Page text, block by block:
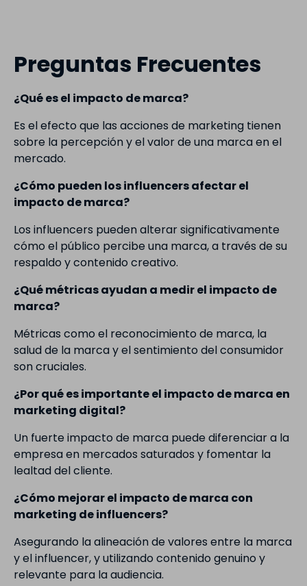
Preguntas Frecuentes
¿Qué es el impacto de marca?
Es el efecto que las acciones de marketing tienen
sobre la percepción y el valor de una marca en el
mercado.
¿Cómo pueden los influencers afectar el
impacto de marca?
Los influencers pueden alterar significativamente
cómo el público percibe una marca, a través de su
respaldo y contenido creativo.
¿Qué métricas ayudan a medir el impacto de
marca?
Métricas como el reconocimiento de marca, la
salud de la marca y el sentimiento del consumidor
son cruciales.
¿Por qué es importante el impacto de marca en
marketing digital?
Un fuerte impacto de marca puede diferenciar a la
empresa en mercados saturados y fomentar la
lealtad del cliente.
¿Cómo mejorar el impacto de marca con
marketing de influencers?
Asegurando la alineación de valores entre la marca
y el influencer, y utilizando contenido genuino y
relevante para la audiencia.